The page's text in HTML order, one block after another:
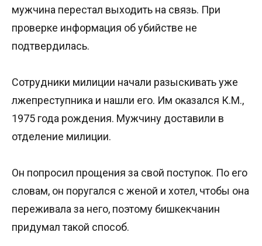
мужчина перестал выходить на связь. При
проверке информация об убийстве не
подтвердилась.
Сотрудники милиции начали разыскивать уже
лжепреступника и нашли его. Им оказался К.М.,
1975 года рождения. Мужчину доставили в
отделение милиции.
Он попросил прощения за свой поступок. По его
словам, он поругался с женой и хотел, чтобы она
переживала за него, поэтому бишкекчанин
придумал такой способ.